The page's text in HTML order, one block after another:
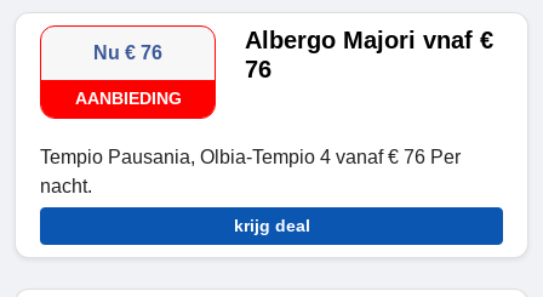
Nu € 76
AANBIEDING
Albergo Majori vnaf €
76
Tempio Pausania, Olbia-Tempio 4 vanaf € 76 Per
nacht.
krijg deal